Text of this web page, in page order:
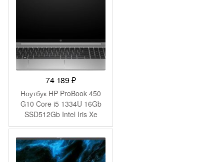
74 189₽
Ноутбук HP ProBook 450
G10 Core i5 1334U 16Gb
SSD512Gb Intel Iris Xe
graphics 15.6″ IPS FHD
(1920×1080) Windows 11
Pro 64 silver WiFi BT Cam
(9C4H1UT)